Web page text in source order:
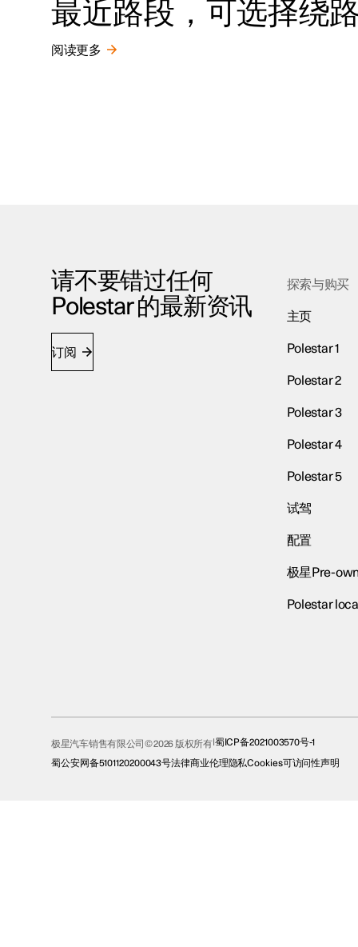
最近路段，可选择绕
阅读更多
请不要错过任何
Polestar 的最新资讯
订阅
探索与购买
主页
Polestar 1
Polestar 2
Polestar 3
Polestar 4
Polestar 5
试驾
配置
极星Pre-
Polestar
极星汽车销售有限公司© 2026 版权所有 蜀ICP备2021003570号-1
蜀公安网备5101120200043号法律商业伦理隐私Cookies可访问性声明